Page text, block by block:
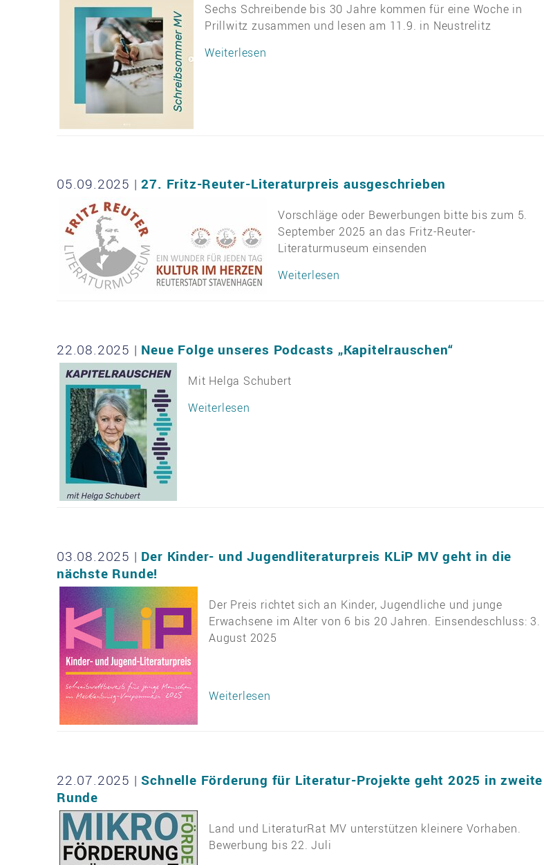
Sechs Schreibende bis 30 Jahre kommen für eine Woche in
Prillwitz zusammen und lesen am 11.9. in Neustrelitz
Weiterlesen
05.09.2025 |27. Fritz-Reuter-Literaturpreis ausgeschrieben
Vorschläge oder Bewerbungen bitte bis zum 5.
September 2025 an das Fritz-Reuter-
Literaturmuseum einsenden
Weiterlesen
22.08.2025 | Neue Folge unseres Podcasts „Kapitelrauschen“
Mit Helga Schubert
Weiterlesen
03.08.2025 | Der Kinder- und Jugendliteraturpreis KLiP MV geht in die
nächste Runde!
Der Preis richtet sich an Kinder, Jugendliche und junge
Erwachsene im Alter von 6 bis 20 Jahren. Einsendeschluss: 3.
August 2025
Weiterlesen
22.07.2025 |Schnelle Förderung für Literatur-Projekte geht 2025 in zweite
Runde
Land und LiteraturRat MV unterstützen kleinere Vorhaben.
Bewerbung bis 22. Juli